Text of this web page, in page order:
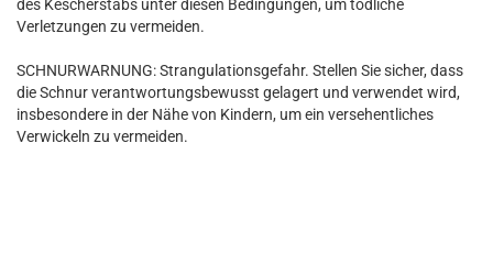
des Kescherstabs unter diesen Bedingungen, um tödliche
Verletzungen zu vermeiden.
SCHNURWARNUNG: Strangulationsgefahr. Stellen Sie sicher, dass
die Schnur verantwortungsbewusst gelagert und verwendet wird,
insbesondere in der Nähe von Kindern, um ein versehentliches
Verwickeln zu vermeiden.